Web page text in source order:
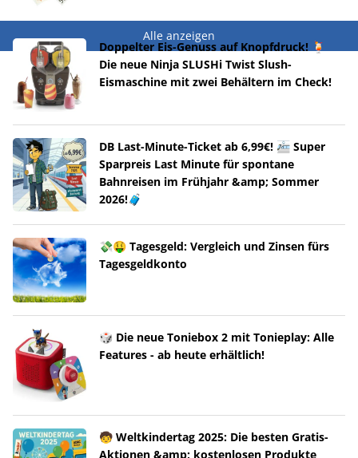
Alle anzeigen
Doppelter Eis-Genuss auf Knopfdruck! 🍹
Die neue Ninja SLUSHi Twist Slush-
Eismaschine mit zwei Behältern im Check!
DB Last-Minute-Ticket ab 6,99€! 🚈 Super
Sparpreis Last Minute für spontane
Bahnreisen im Frühjahr &amp; Sommer
2026!🧳
💸🤑 Tagesgeld: Vergleich und Zinsen fürs
Tagesgeldkonto
🎲 Die neue Toniebox 2 mit Tonieplay: Alle
Features - ab heute erhältlich!
🧒 Weltkindertag 2025: Die besten Gratis-
Aktionen &amp; kostenlosen Produkte